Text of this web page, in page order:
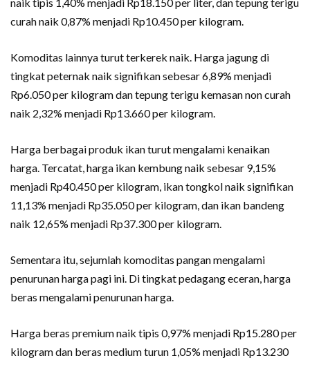
curah naik 0,87% menjadi Rp10.450 per kilogram.
Komoditas lainnya turut terkerek naik. Harga jagung di
tingkat peternak naik signifikan sebesar 6,89% menjadi
Rp6.050 per kilogram dan tepung terigu kemasan non curah
naik 2,32% menjadi Rp13.660 per kilogram.
Harga berbagai produk ikan turut mengalami kenaikan
harga. Tercatat, harga ikan kembung naik sebesar 9,15%
menjadi Rp40.450 per kilogram, ikan tongkol naik signifikan
11,13% menjadi Rp35.050 per kilogram, dan ikan bandeng
naik 12,65% menjadi Rp37.300 per kilogram.
Sementara itu, sejumlah komoditas pangan mengalami
penurunan harga pagi ini. Di tingkat pedagang eceran, harga
beras mengalami penurunan harga.
Harga beras premium naik tipis 0,97% menjadi Rp15.280 per
kilogram dan beras medium turun 1,05% menjadi Rp13.230